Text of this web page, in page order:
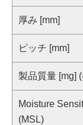
厚み [mm]
ピッチ [mm]
製品質量 [mg]
Moisture
(MSL)